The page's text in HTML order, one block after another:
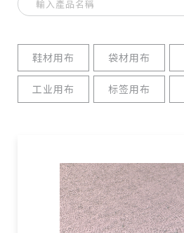
鞋材用布 袋材用布
工业用布 标签用布